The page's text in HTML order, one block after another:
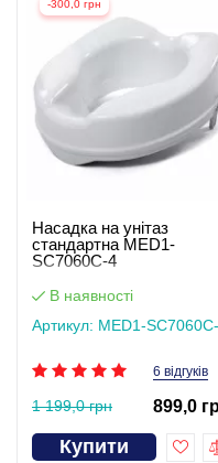
-300,0 грн
Насадка на унітаз
стандартна MED1-
SC7060C-4
В наявності
Артикул: MED1-
6 відгуків
1 199,0 грн 899,0
Купити